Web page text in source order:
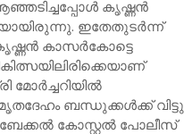
കൃഷ്ണൻ
ഇതേതുടർന്ന്
കാസർകോട്ടെ
മൃതദേഹം ബന്ധുക്കൾക്ക് വിട്ടു
കോസ്റ്റൽ പോലീസ്